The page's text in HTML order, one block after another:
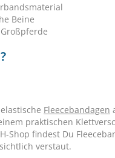
Beine
Fleecebandagen
praktischen
Shop findest Du
verstaut.